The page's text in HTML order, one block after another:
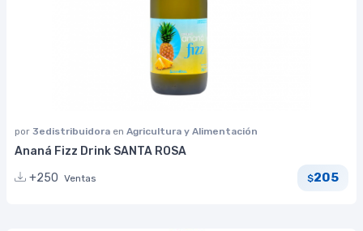
por 3edistribuidora en Agricultura y Alimentación
Ananá Fizz Drink SANTA ROSA
+250 Ventas $205